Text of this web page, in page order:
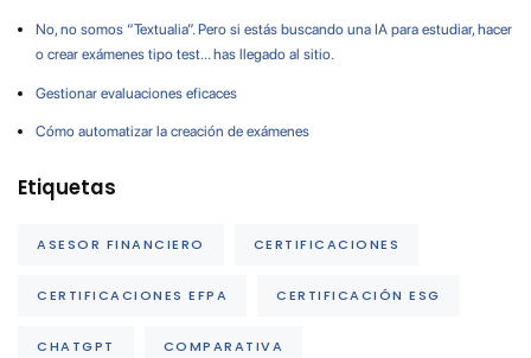
No, no somos “Textualia”. Pero si estás buscando una IA para estudiar, hacer
o crear exámenes tipo test… has llegado al sitio.
Gestionar evaluaciones eficaces
Cómo automatizar la creación de exámenes
Etiquetas
ASESOR FINANCIERO CERTIFICACIONES
CERTIFICACIONES EFPA CERTIFICACIÓN ESG
CHATGPT COMPARATIVA